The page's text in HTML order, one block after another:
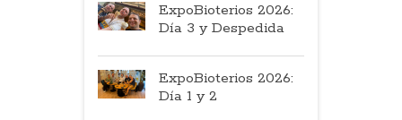
ExpoBioterios 2026:
Día 3 y Despedida
ExpoBioterios 2026:
Día 1 y 2